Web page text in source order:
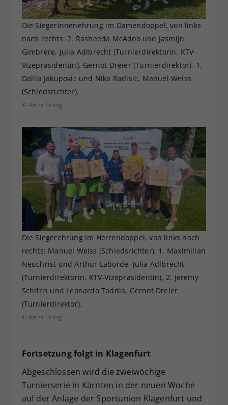
Die Siegerinnenehrung im Damendoppel, von links
nach rechts: 2. Rasheeda McAdoo und Jasmijn
Gimbrère, Julia Adlbrecht (Turnierdirektorin, KTV-
Vizepräsidentin), Gernot Dreier (Turnierdirektor), 1.
Dalila Jakupovic und Nika Radisic, Manuel Weiss
(Schiedsrichter).
© Anita Feinig
Die Siegerehrung im Herrendoppel, von links nach
rechts: Manuel Weiss (Schiedsrichter), 1. Maximilian
Neuchrist und Arthur Laborde, Julia Adlbrecht
(Turnierdirektorin, KTV-Vizepräsidentin), 2. Jeremy
Schifris und Leonardo Taddia, Gernot Dreier
(Turnierdirektor).
© Anita Feinig
Fortsetzung folgt in Klagenfurt
Abgeschlossen wird die zweiwöchige
Turnierserie in Kärnten in der neuen Woche
auf der Anlage der Sportunion Klagenfurt und